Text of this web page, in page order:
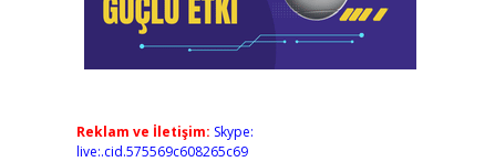
Reklam ve İletişim: Skype:
live:.cid.575569c608265c69